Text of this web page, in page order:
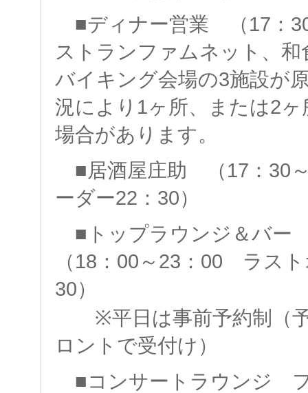
■ディナー営業 （17：
ストランファムネット、和
バイキング会場の3施設が
況により1ヶ所、または2
場合があります。
■居酒屋庄助 （17：30
ーダー22：30）
■トップラウンジ＆バー
（18：00～23：00 ラス
30）
※平日は事前予約制（予
ロントで受付け）
■コンサートラウンジ